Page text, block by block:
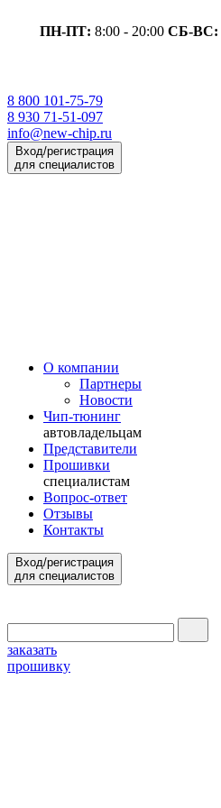
ПН-ПТ: 8:00 - 20:00 СБ-ВС:
8 800 101-75-79
8 930 71-51-097
info@new-chip.ru
Вход/регистрация
для специалистов
О компании
Партнеры
Новости
Чип-тюнинг
автовладельцам
Представители
Прошивки
специалистам
Вопрос-ответ
Отзывы
Контакты
Вход/регистрация
для специалистов
заказать
прошивку